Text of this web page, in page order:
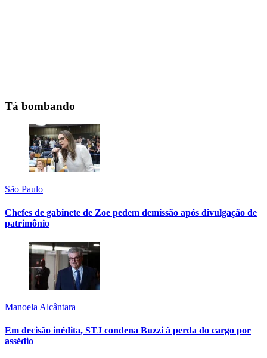
Tá bombando
São Paulo
Chefes de gabinete de Zoe pedem demissão após divulgação de
patrimônio
Manoela Alcântara
Em decisão inédita, STJ condena Buzzi à perda do cargo por
assédio